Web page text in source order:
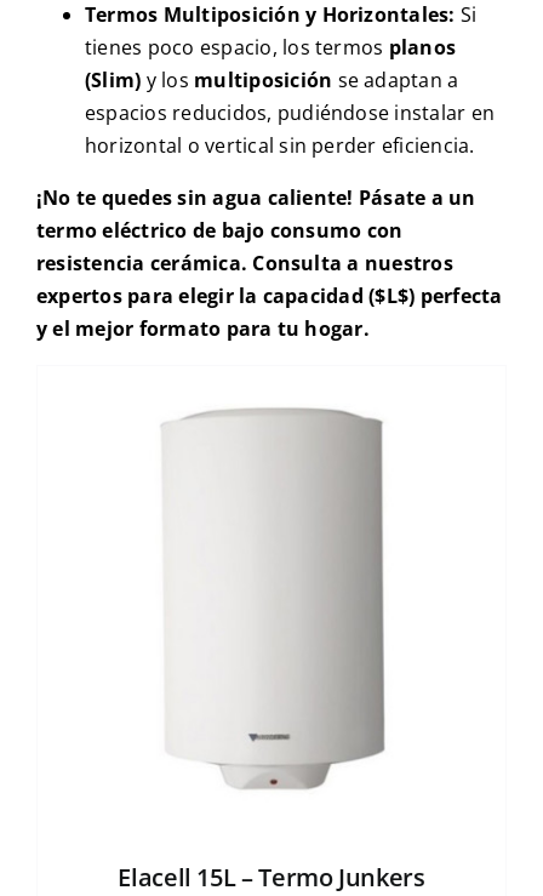
Termos Multiposición y Horizontales: Si
tienes poco espacio, los termos planos
(Slim) y los multiposición se adaptan a
espacios reducidos, pudiéndose instalar en
horizontal o vertical sin perder eficiencia.
¡No te quedes sin agua caliente! Pásate a un
termo eléctrico de bajo consumo con
resistencia cerámica. Consulta a nuestros
expertos para elegir la capacidad ($L$) perfecta
y el mejor formato para tu hogar.
Elacell 15L – Termo Junkers